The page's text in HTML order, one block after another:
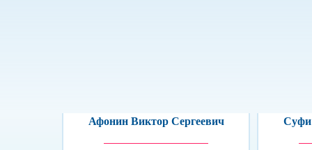
Афонин Виктор Сергеевич Суфи